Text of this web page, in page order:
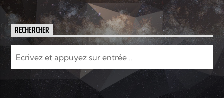
Elyon Kids
RECHERCHER